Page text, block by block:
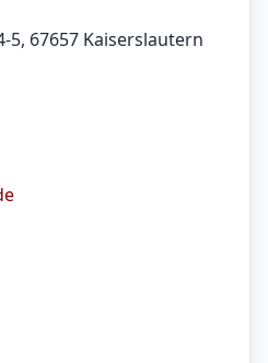
5, 67657 Kaiserslautern